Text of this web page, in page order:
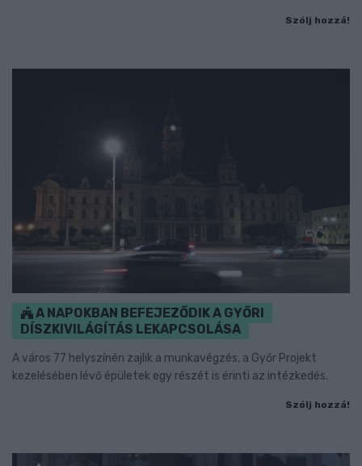
Szólj hozzá!
A NAPOKBAN BEFEJEZŐDIK A GYŐRI
DÍSZKIVILÁGÍTÁS LEKAPCSOLÁSA
A város 77 helyszínén zajlik a munkavégzés, a Győr Projekt
kezelésében lévő épületek egy részét is érinti az intézkedés.
Szólj hozzá!